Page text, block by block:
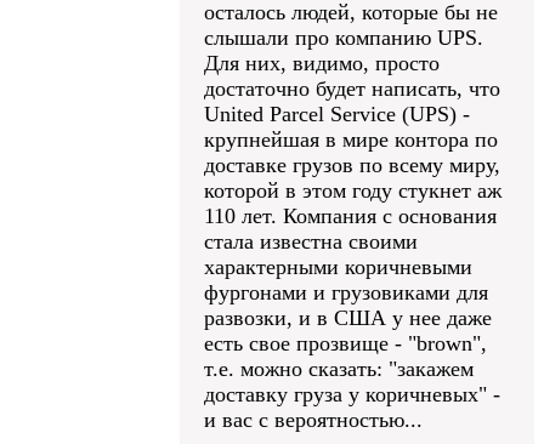
осталось людей, которые бы не
слышали про компанию UPS.
Для них, видимо, просто
достаточно будет написать, что
United Parcel Service (UPS) -
крупнейшая в мире контора по
доставке грузов по всему миру,
которой в этом году стукнет аж
110 лет. Компания с основания
стала известна своими
характерными коричневыми
фургонами и грузовиками для
развозки, и в США у нее даже
есть свое прозвище - "brown",
т.е. можно сказать: "закажем
доставку груза у коричневых" -
и вас с вероятностью...